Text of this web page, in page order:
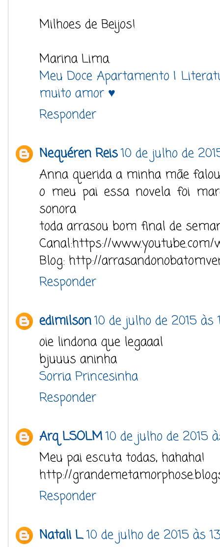
Milhoes de Beijos!
Marina Lima.
Meu Doce Apartamento |
muito amor ♥
Responder
Nequéren Reis10 de julho de
Anna querida a minha mãe
o meu pai essa novela foi
sonora
toda arrasou bom final de
Canal:https://www.youtube.com/
Blog: http://
Responder
edimilson10 de julho de 2015 às
oie lindona que legaaal
bjuuus aninha
Sorria Princesinha
Responder
Arq LSOLM10 de julho de 2015
Meu pai escuta todas, hahaha!
http://
Responder
Natali L.10 de julho de 2015 às